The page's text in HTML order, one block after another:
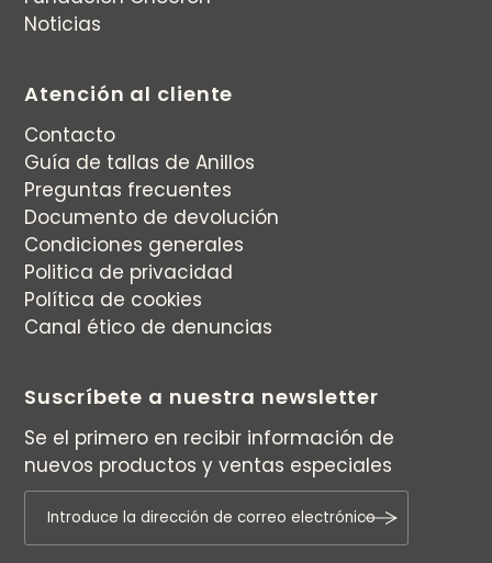
Noticias
Atención al cliente
Contacto
Guía de tallas de Anillos
Preguntas frecuentes
Documento de devolución
Condiciones generales
Politica de privacidad
Política de cookies
Canal ético de denuncias
Suscríbete a nuestra newsletter
Se el primero en recibir información de
nuevos productos y ventas especiales